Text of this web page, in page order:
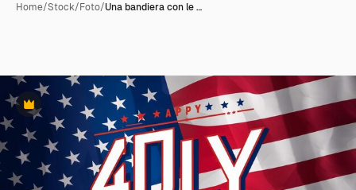
Home/Stock/Foto/Una bandiera con le …
Premium